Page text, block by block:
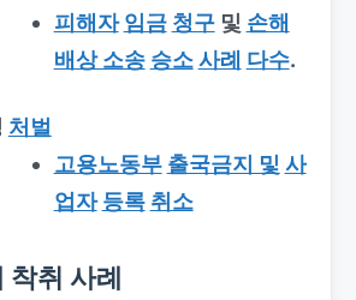
피해자 임금 청구및 손해
배상 소송 승소 사례 다수.
처벌
고용노동부 출국금지 및 사
업자 등록 취소
착취 사례